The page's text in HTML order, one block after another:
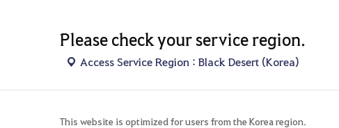
Please check your service region.
Access Service Region : Black Desert (Korea)
This website is optimized for users from the Korea region.
연성에 성공했을 때 얻는 연금석의 종류는 선택할 수 없으며,
파괴 / 수호 / 생명 중 하나를 획득할 수 있는데
확률적으로 사용할 수 없는 아이템인 ‘부서진 연금석 조각’이 나오기도 합니다.
연금석을 제작할 수 있는 것은 숙련 Lv.1이지만,